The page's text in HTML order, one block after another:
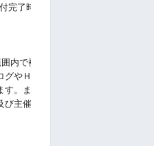
了時から閉会式終了まで、レー
で補償が適用されますが、他の
やＨＰで使用すること。
。また、地震、降雪、事件、事
主催者、イベント関係者に対して